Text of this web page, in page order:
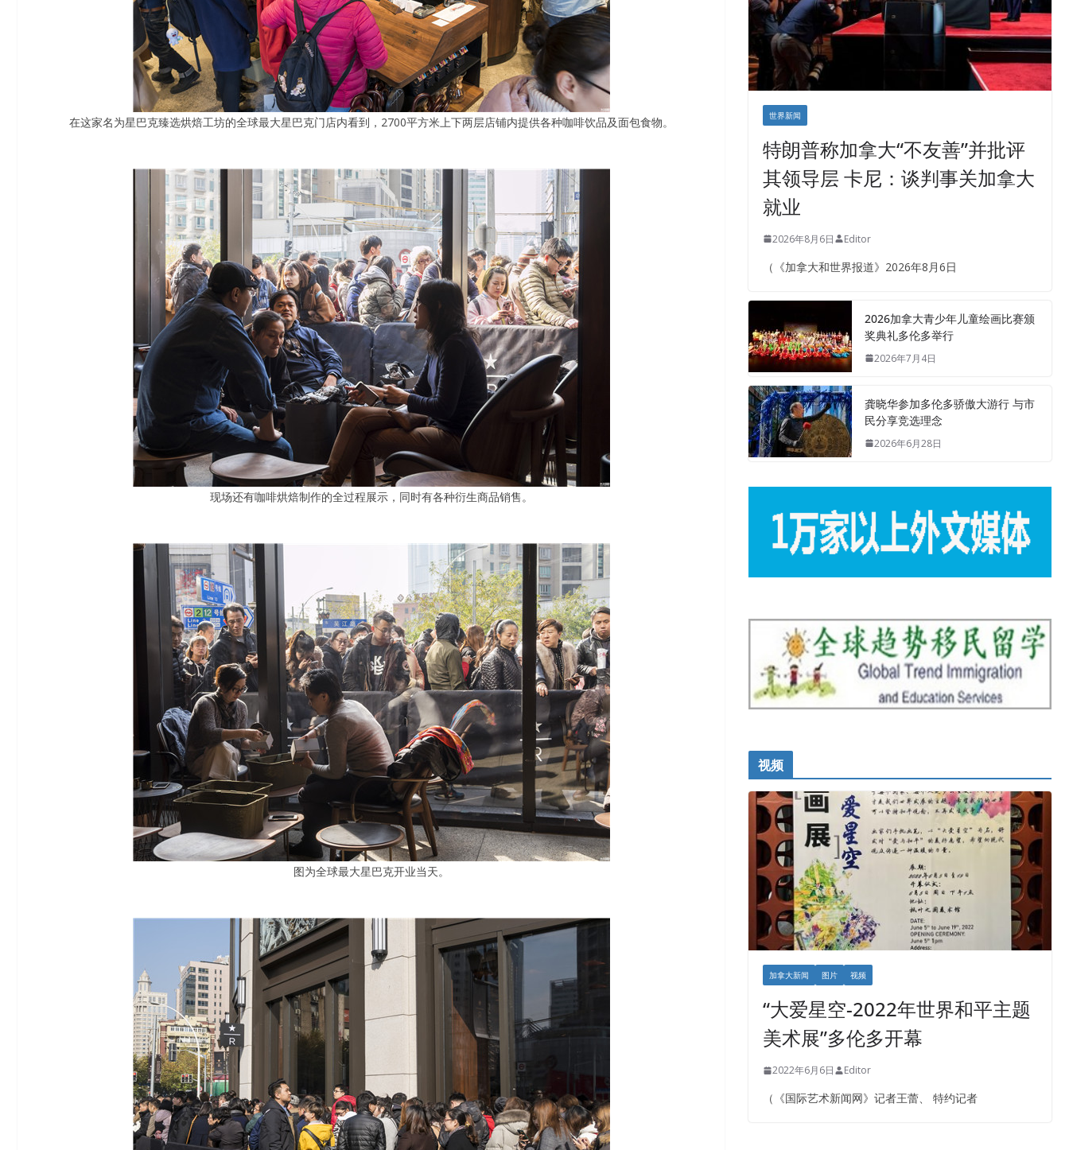
在这家名为星巴克臻选烘焙工坊的全球最大星巴克门店内看到，2700平方米上下两层店铺内提供各种咖啡饮品及面包食物。
现场还有咖啡烘焙制作的全过程展示，同时有各种衍生商品销售。
图为全球最大星巴克开业当天。
世界新闻
特朗普称加拿大“不友善”并批评
其领导层 卡尼：谈判事关加拿大
就业
2026年8月6日 Editor
（《加拿大和世界报道》2026年8月6日
2026加拿大青少年儿童绘画比赛颁
奖典礼多伦多举行
2026年7月4日
龚晓华参加多伦多骄傲大游行 与市
民分享竞选理念
2026年6月28日
视频
加拿大新闻 图片 视频
“大爱星空-2022年世界和平主题
美术展”多伦多开幕
2022年6月6日 Editor
（《国际艺术新闻网》记者王蕾、 特约记者